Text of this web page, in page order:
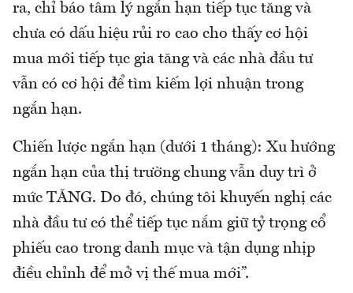
ra, chỉ báo tâm lý ngắn hạn tiếp tục tăng và
chưa có dấu hiệu rủi ro cao cho thấy cơ hội
mua mới tiếp tục gia tăng và các nhà đầu tư
vẫn có cơ hội để tìm kiếm lợi nhuận trong
ngắn hạn.
Chiến lược ngắn hạn (dưới 1 tháng): Xu hướng
ngắn hạn của thị trường chung vẫn duy trì ở
mức TĂNG. Do đó, chúng tôi khuyến nghị các
nhà đầu tư có thể tiếp tục nắm giữ tỷ trọng cổ
phiếu cao trong danh mục và tận dụng nhịp
điều chỉnh để mở vị thế mua mới”.